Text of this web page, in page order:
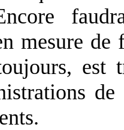
mesure
est